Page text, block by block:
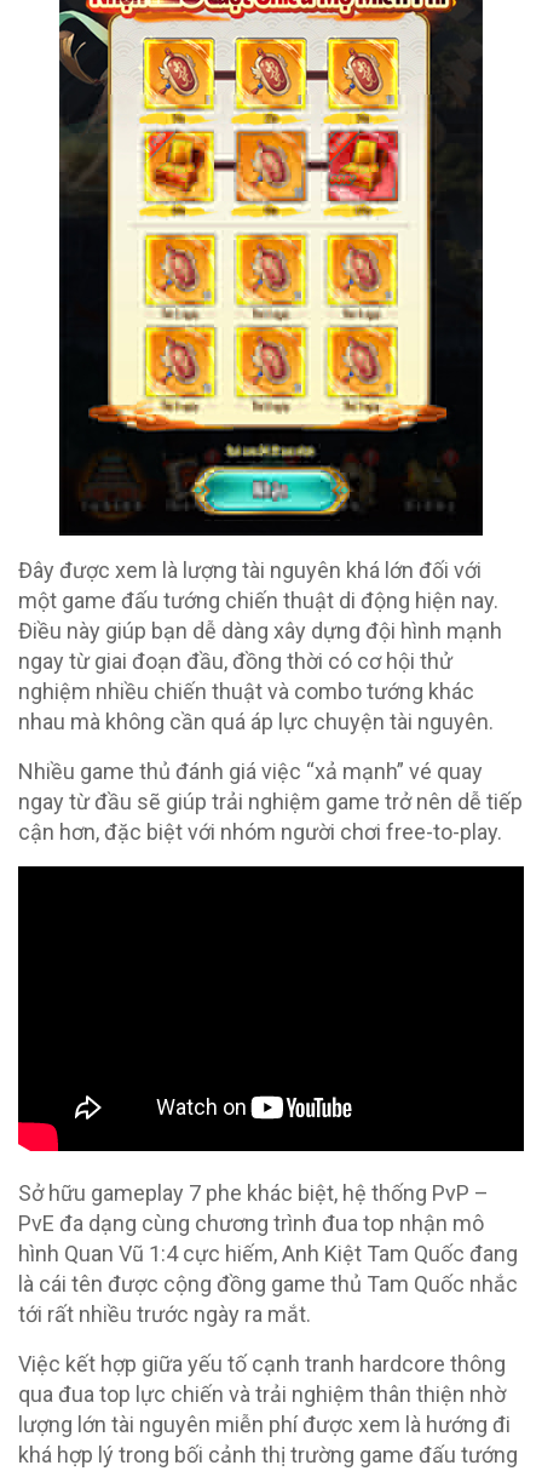
Đây được xem là lượng tài nguyên khá lớn đối với
một game đấu tướng chiến thuật di động hiện nay.
Điều này giúp bạn dễ dàng xây dựng đội hình mạnh
ngay từ giai đoạn đầu, đồng thời có cơ hội thử
nghiệm nhiều chiến thuật và combo tướng khác
nhau mà không cần quá áp lực chuyện tài nguyên.
Nhiều game thủ đánh giá việc “xả mạnh” vé quay
ngay từ đầu sẽ giúp trải nghiệm game trở nên dễ tiếp
cận hơn, đặc biệt với nhóm người chơi free-to-play.
Sở hữu gameplay 7 phe khác biệt, hệ thống PvP –
PvE đa dạng cùng chương trình đua top nhận mô
hình Quan Vũ 1:4 cực hiếm, Anh Kiệt Tam Quốc đang
là cái tên được cộng đồng game thủ Tam Quốc nhắc
tới rất nhiều trước ngày ra mắt.
Việc kết hợp giữa yếu tố cạnh tranh hardcore thông
qua đua top lực chiến và trải nghiệm thân thiện nhờ
lượng lớn tài nguyên miễn phí được xem là hướng đi
khá hợp lý trong bối cảnh thị trường game đấu tướng